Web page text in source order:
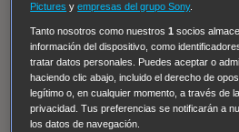
Hailey Dean Without Sin:
NCIS: Nueva Orleans
The Shield: Al margen de la
The Killing Kind
Pictures yempresas del grupo Sony.
Tanto nosotros como nuestros1 socios
información del dispositivo, como
tratar datos personales. Puedes aceptar o
haciendo clic abajo, incluido el derecho de
legítimo o, en cualquier momento, a través de
privacidad. Tus preferencias se notificarán a
los datos de navegación.